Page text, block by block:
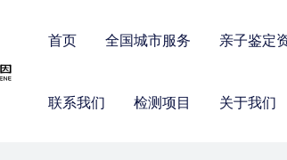
首页 全国城市服务 亲子鉴定
联系我们 检测项目 关于我们